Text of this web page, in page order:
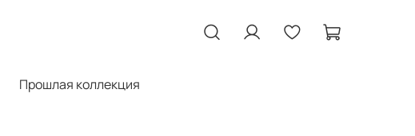
Прошлая коллекция